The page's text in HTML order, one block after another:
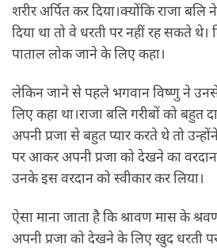
शरीर अर्पित कर दिया।क्योंकि राजा
दिया था तो वे धरती पर नहीं रह सकते थे।
पाताल लोक जाने के लिए कहा।
लेकिन जाने से पहले भगवान विष्णु ने
लिए कहा था।राजा बलि गरीबों को बहुत
अपनी प्रजा से बहुत प्यार करते थे तो
पर आकर अपनी प्रजा को देखने का
उनके इस वरदान को स्वीकार कर लिया।
ऐसा माना जाता है कि श्रावण मास के
अपनी प्रजा को देखने के लिए खुद धरती